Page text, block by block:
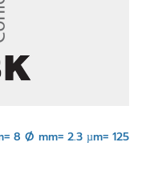
8 Ø mm= 2.3 µm= 125